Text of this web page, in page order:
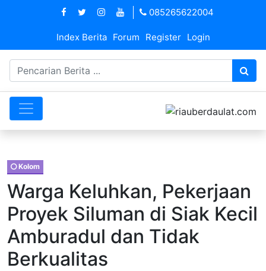
085265622004
Index Berita Forum Register Login
Kolom
Warga Keluhkan, Pekerjaan
Proyek Siluman di Siak Kecil
Amburadul dan Tidak
Berkualitas